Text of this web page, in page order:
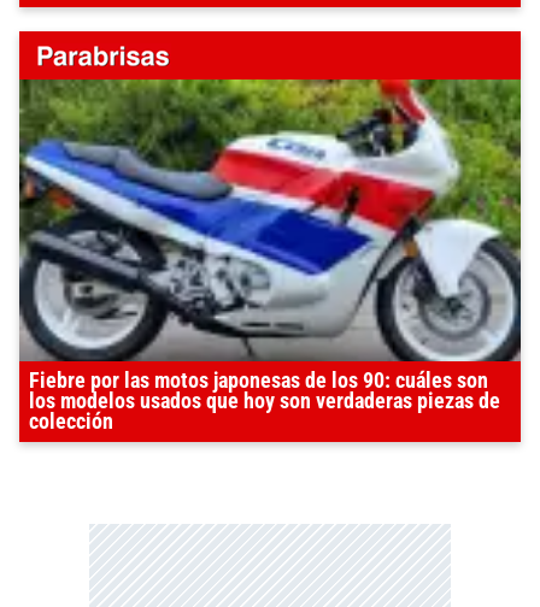
Fiebre por las motos japonesas de los 90: cuáles son
los modelos usados que hoy son verdaderas piezas de
colección